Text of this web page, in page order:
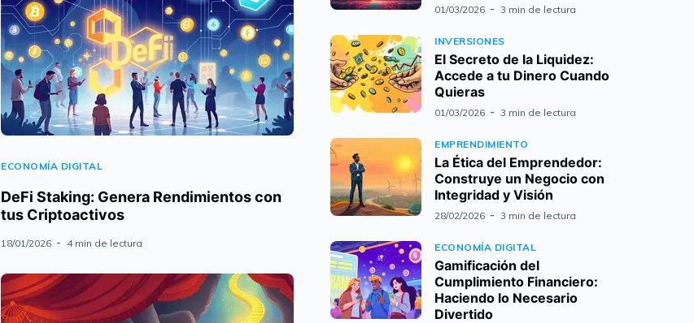
ECONOMÍA DIGITAL
DeFi Staking: Genera Rendimientos con
tus Criptoactivos
18/01/2026 4 min de lectura
01/03/2026 3 min de lectura
INVERSIONES
El Secreto de la Liquidez:
Accede a tu Dinero Cuando
Quieras
01/03/2026 3 min de lectura
EMPRENDIMIENTO
La Ética del Emprendedor:
Construye un Negocio con
Integridad y Visión
28/02/2026 3 min de lectura
ECONOMÍA DIGITAL
Gamificación del
Cumplimiento Financiero:
Haciendo lo Necesario
Divertido